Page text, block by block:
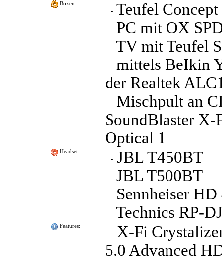
Boxen:
Teufel
PC mit OX
TV mit Teufel
mittels BeIkin
der Realtek
Mischpult an
SoundBlaster X-
Optical 1
Headset:
JBL T450BT
JBL T500BT
Sennheiser HD
Technics RP-
Features:
X-Fi
5.0 Advanced